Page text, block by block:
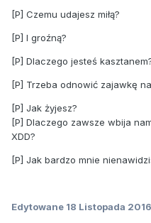
[P] Czemu udajesz miłą?
[P] I groźną?
[P] Dlaczego jesteś
[P] Trzeba odnowić zajawkę
[P] Jak żyjesz?
[P] Dlaczego zawsze wbija
XDD?
[P] Jak bardzo mnie
Edytowane 18 Listopada 2016